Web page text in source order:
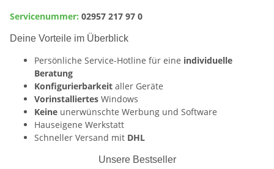
Servicenummer: 02957 217 97 0
Deine Vorteile im Überblick
Persönliche Service-Hotline für eine individuelle
Beratung
Konfigurierbarkeit aller Geräte
Vorinstalliertes Windows
Keine unerwünschte Werbung und Software
Hauseigene Werkstatt
Schneller Versand mit DHL
Unsere Bestseller